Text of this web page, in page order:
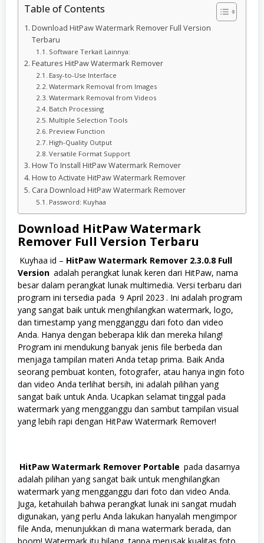
Table of Contents
Download HitPaw Watermark Remover Full Version
Terbaru
Software Terkait Lainnya:
Features HitPaw Watermark Remover
Easy-to-Use Interface
Watermark Removal from Images
Watermark Removal from Videos
Batch Processing
Multiple Selection Tools
Preview Function
High-Quality Output
Versatile Format Support
How To Install HitPaw Watermark Remover
How to Activate HitPaw Watermark Remover
Cara Download HitPaw Watermark Remover
Password: Kuyhaa
Download HitPaw Watermark
Remover Full Version Terbaru
Kuyhaa id – HitPaw Watermark Remover 2.3.0.8 Full
Version adalah perangkat lunak keren dari HitPaw, nama
besar dalam perangkat lunak multimedia. Versi terbaru dari
program ini tersedia pada 9 April 2023 . Ini adalah program
yang sangat baik untuk menghilangkan watermark, logo,
dan timestamp yang mengganggu dari foto dan video
Anda. Hanya dengan beberapa klik dan mereka hilang!
Program ini mendukung banyak jenis file berbeda dan
menjaga tampilan materi Anda tetap prima. Baik Anda
seorang pembuat konten, fotografer, atau hanya ingin foto
dan video Anda terlihat bersih, ini adalah pilihan yang
sangat baik untuk Anda. Ucapkan selamat tinggal pada
watermark yang mengganggu dan sambut tampilan visual
yang lebih rapi dengan HitPaw Watermark Remover!
HitPaw Watermark Remover Portable pada dasarnya
adalah pilihan yang sangat baik untuk menghilangkan
watermark yang mengganggu dari foto dan video Anda.
Juga, ketahuilah bahwa perangkat lunak ini sangat mudah
digunakan, yang perlu Anda lakukan hanyalah mengimpor
file Anda, menunjukkan di mana watermark berada, dan
boom! Watermark itu hilang, tanpa merusak kualitas foto